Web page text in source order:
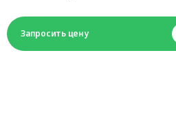
Запросить цену